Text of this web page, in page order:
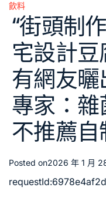
Posted
in
飲料
“街頭制
宅設計豆
有網友曬
專家：雜
不推薦自
Posted on2026 年 1 月